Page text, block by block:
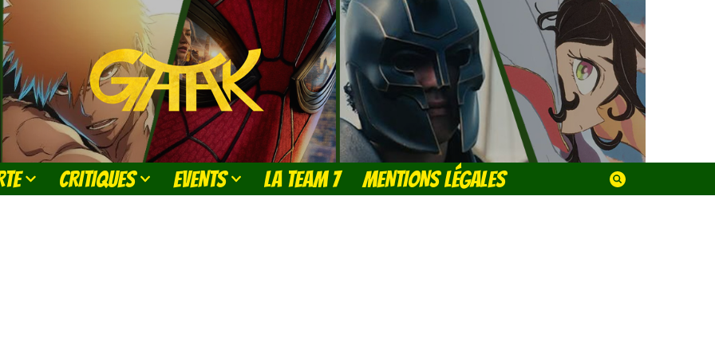
CRITIQUES EVENTS LA TEAM 7 MENTIONS LÉGALES